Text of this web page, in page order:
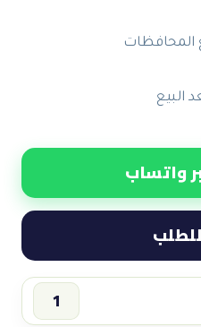
المحافظات
البيع
واتساب
فيزل